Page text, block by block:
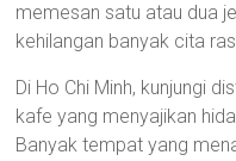
memesan satu atau dua
kehilangan banyak cita
Di Ho Chi Minh, kunjungi
kafe yang menyajikan
Banyak tempat yang